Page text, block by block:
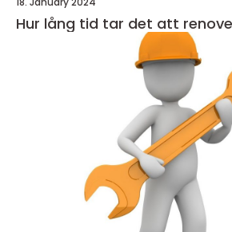
Hur lång tid tar det att